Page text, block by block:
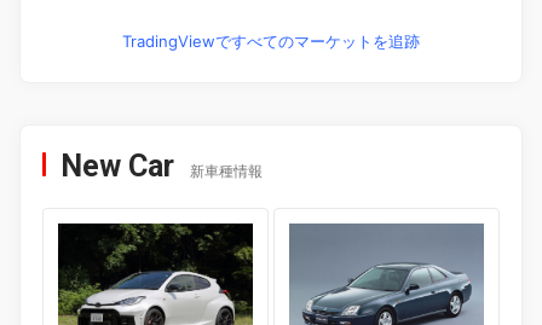
TradingViewですべてのマーケットを追跡
New Car 新車種情報